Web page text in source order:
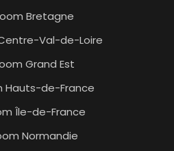
Bretagne
Val-de-Loire
Grand Est
Hauts-de-France
Île-de-France
Normandie